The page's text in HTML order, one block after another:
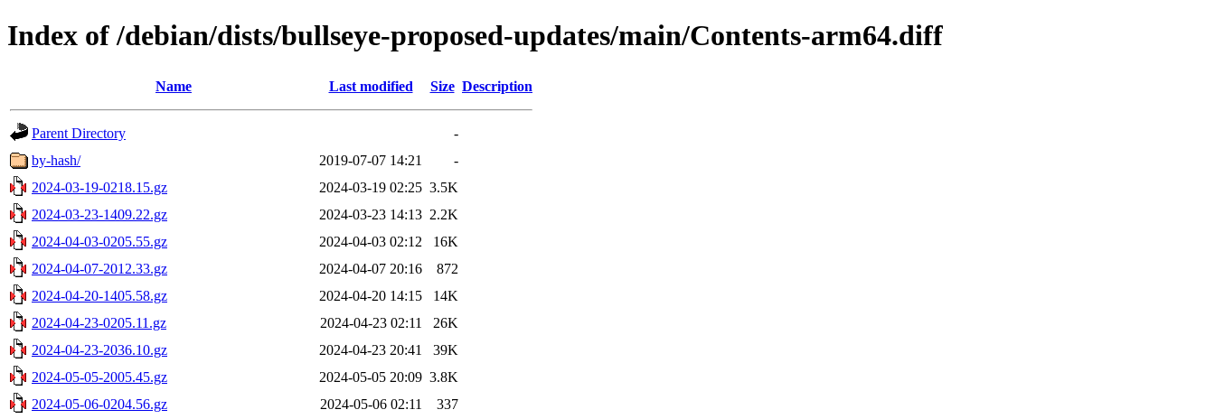
Index of /debian/dists/bullseye-proposed-updates/main/Contents-arm64.diff
Name Last modified Size Description
Parent Directory
-
by-hash/
2019-07-07 14:21
-
2024-03-19-0218.15.gz
2024-03-19 02:25 3.5K
2024-03-23-1409.22.gz
2024-03-23 14:13 2.2K
2024-04-03-0205.55.gz
2024-04-03 02:12
16K
2024-04-07-2012.33.gz
2024-04-07 20:16
872
2024-04-20-1405.58.gz
2024-04-20 14:15
14K
2024-04-23-0205.11.gz
2024-04-23 02:11
26K
2024-04-23-2036.10.gz
2024-04-23 20:41
39K
2024-05-05-2005.45.gz
2024-05-05 20:09 3.8K
2024-05-06-0204.56.gz
2024-05-06 02:11
337